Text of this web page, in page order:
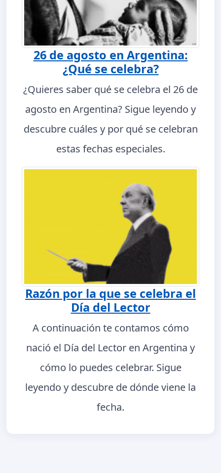
26 de agosto en Argentina:
¿Qué se celebra?
¿Quieres saber qué se celebra el 26 de
agosto en Argentina? Sigue leyendo y
descubre cuáles y por qué se celebran
estas fechas especiales.
Razón por la que se celebra el
Día del Lector
A continuación te contamos cómo
nació el Día del Lector en Argentina y
cómo lo puedes celebrar. Sigue
leyendo y descubre de dónde viene la
fecha.